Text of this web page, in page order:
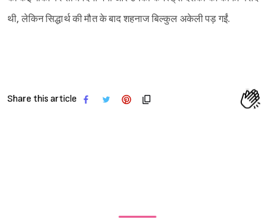
थी, लेकिन सिद्धार्थ की मौत के बाद शहनाज बिल्कुल अकेली पड़ गईं.
Share this article